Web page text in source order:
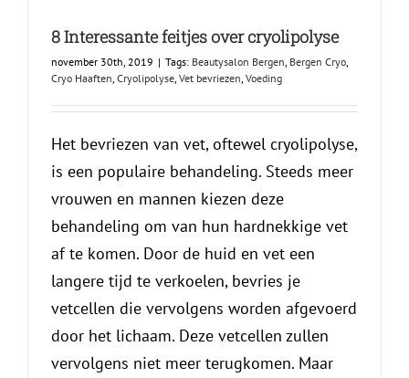
8 Interessante feitjes over cryolipolyse
november 30th, 2019 | Tags: Beautysalon Bergen Bergen Cryo
Cryo Haaften Cryolipolyse Vet bevriezen Voeding
Het bevriezen van vet, oftewel cryolipolyse,
is een populaire behandeling. Steeds meer
vrouwen en mannen kiezen deze
behandeling om van hun hardnekkige vet
af te komen. Door de huid en vet een
langere tijd te verkoelen, bevries je
vetcellen die vervolgens worden afgevoerd
door het lichaam. Deze vetcellen zullen
vervolgens niet meer terugkomen. Maar